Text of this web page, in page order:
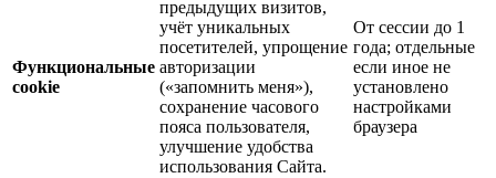
Функциональные
cookie
предыдущих визитов,
учёт уникальных
посетителей, упрощение
авторизации
(«запомнить меня»),
сохранение часового
пояса пользователя,
улучшение удобства
использования Сайта.
От сессии до 1
года; отдельные
если иное не
установлено
настройками
браузера